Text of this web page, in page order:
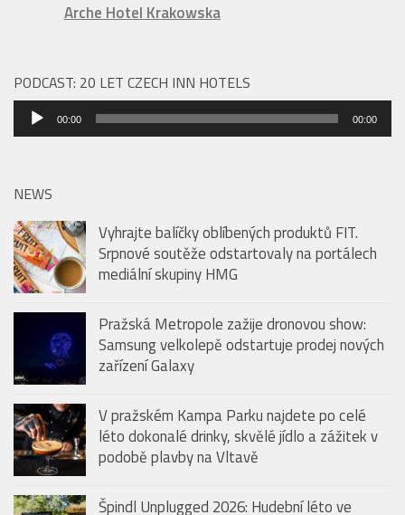
Arche Hotel Krakowska
PODCAST: 20 LET CZECH INN HOTELS
Audio
přehrávač
00:00 00:00
NEWS
Vyhrajte balíčky oblíbených produktů FIT.
Srpnové soutěže odstartovaly na portálech
mediální skupiny HMG
Pražská Metropole zažije dronovou show:
Samsung velkolepě odstartuje prodej nových
zařízení Galaxy
V pražském Kampa Parku najdete po celé
léto dokonalé drinky, skvělé jídlo a zážitek v
podobě plavby na Vltavě
Špindl Unplugged 2026: Hudební léto ve